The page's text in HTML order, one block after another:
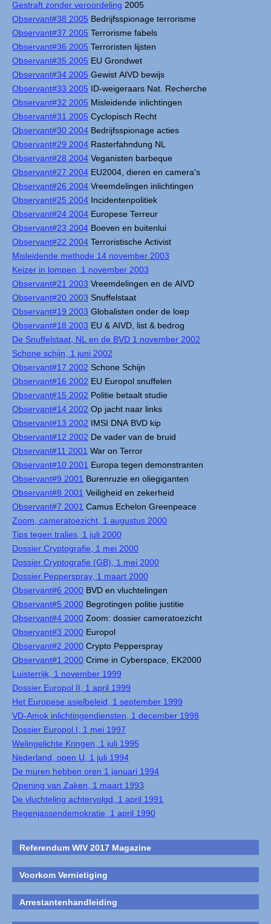
Gestraft zonder veroordeling 2005
Observant#38 2005 Bedrijfsspionage terrorisme
Observant#37 2005 Terrorisme fabels
Observant#36 2005 Terroristen lijsten
Observant#35 2005 EU Grondwet
Observant#34 2005 Gewist AIVD bewijs
Observant#33 2005 ID-weigeraars Nat. Recherche
Observant#32 2005 Misleidende inlichtingen
Observant#31 2005 Cyclopisch Recht
Observant#30 2004 Bedrijfsspionage acties
Observant#29 2004 Rasterfahndung NL
Observant#28 2004 Veganisten barbeque
Observant#27 2004 EU2004, dieren en camera's
Observant#26 2004 Vreemdelingen inlichtingen
Observant#25 2004 Incidentenpolitiek
Observant#24 2004 Europese Terreur
Observant#23 2004 Boeven en buitenlui
Observant#22 2004 Terroristische Activist
Misleidende methode 14 november 2003
Keizer in lompen, 1 november 2003
Observant#21 2003 Vreemdelingen en de AIVD
Observant#20 2003 Snuffelstaat
Observant#19 2003 Globalisten onder de loep
Observant#18 2003 EU & AIVD, list & bedrog
De Snuffelstaat, NL en de BVD 1 november 2002
Schone schijn, 1 juni 2002
Observant#17 2002 Schone Schijn
Observant#16 2002 EU Europol snuffelen
Observant#15 2002 Politie betaalt studie
Observant#14 2002 Op jacht naar links
Observant#13 2002 IMSI DNA BVD kip
Observant#12 2002 De vader van de bruid
Observant#11 2001 War on Terror
Observant#10 2001 Europa tegen demonstranten
Observant#9 2001 Burenruzie en oliegiganten
Observant#8 2001 Veiligheid en zekerheid
Observant#7 2001 Camus Echelon Greenpeace
Zoom, cameratoezicht, 1 augustus 2000
Tips tegen tralies, 1 juli 2000
Dossier Cryptografie, 1 mei 2000
Dossier Cryptografie (GB), 1 mei 2000
Dossier Pepperspray, 1 maart 2000
Observant#6 2000 BVD en vluchtelingen
Observant#5 2000 Begrotingen politie justitie
Observant#4 2000 Zoom: dossier cameratoezicht
Observant#3 2000 Europol
Observant#2 2000 Crypto Pepperspray
Observant#1 2000 Crime in Cyberspace, EK2000
Luisterrijk, 1 november 1999
Dossier Europol II, 1 april 1999
Het Europese asielbeleid, 1 september 1999
VD-Amok inlichtingendiensten, 1 december 1998
Dossier Europol I, 1 mei 1997
Welingelichte Kringen, 1 juli 1995
Nederland, open U, 1 juli 1994
De muren hebben oren 1 januari 1994
Opening van Zaken, 1 maart 1993
De vluchteling achtervolgd, 1 april 1991
Regenjassendemokratie, 1 april 1990
Referendum WIV 2017 Magazine
Voorkom Vernietiging
Arrestantenhandleiding